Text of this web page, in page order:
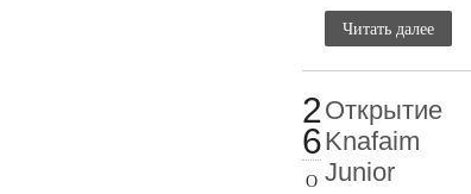
Читать далее
2
6
О
Открытие
Knafaim
Junior